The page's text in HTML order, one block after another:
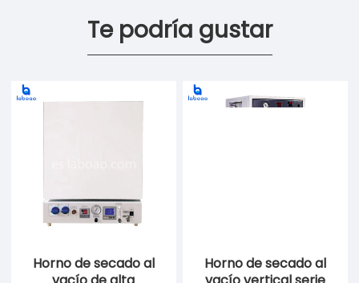
Te podría gustar
Horno de secado al
Horno de secado al